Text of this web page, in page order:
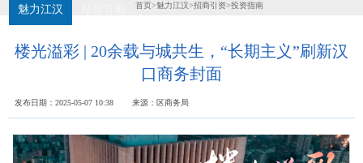
航
魅力江汉 首页>魅力江汉>招商引资>投资指南
楼光溢彩 | 20余载与城共生，“长期主义”刷新汉
口商务封面
发布日期：2025-05-07 10:38 来源：区商务局